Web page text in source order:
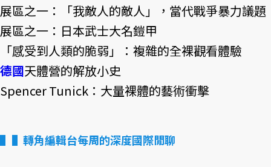
展區之一：「我敵人的敵人」，當代戰爭暴力議題
展區之一：日本武士大名鎧甲
「感受到人類的脆弱」：複雜的全裸觀看體驗
德國天體營的解放小史
Spencer Tunick：大量裸體的藝術衝擊
▌轉角編輯台每周的深度國際閒聊